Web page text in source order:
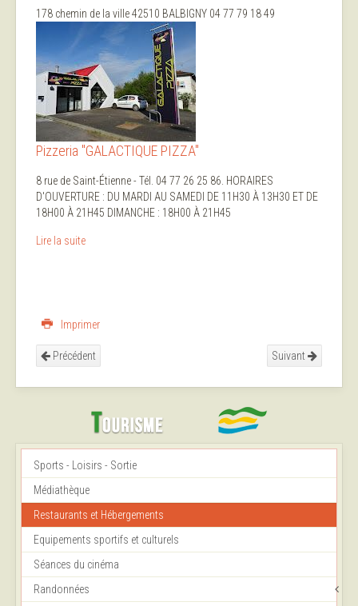
178 chemin de la ville 42510 BALBIGNY 04 77 79 18 49
Pizzeria "GALACTIQUE PIZZA"
8 rue de Saint-Étienne - Tél. 04 77 26 25 86. HORAIRES
D'OUVERTURE : DU MARDI AU SAMEDI DE 11H30 À 13H30 ET DE
18H00 À 21H45 DIMANCHE : 18H00 À 21H45
Lire la suite
Imprimer
Précédent Suivant
Sports - Loisirs - Sortie
Médiathèque
Restaurants et Hébergements
Equipements sportifs et culturels
Séances du cinéma
Randonnées